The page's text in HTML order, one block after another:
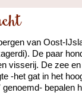
van Oost-
De paar
visserij. De zee
-het gat in het
bepalen